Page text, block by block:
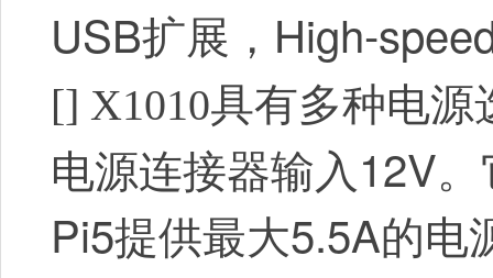
USB扩展，High-
[] X1010具有多种电
电源连接器输入12V
Pi5提供最大5.5A的电